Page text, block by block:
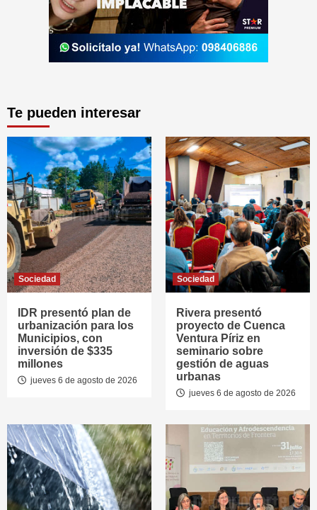
Te pueden interesar
Sociedad
IDR presentó plan de
urbanización para los
Municipios, con
inversión de $335
millones
jueves 6 de agosto de 2026
Sociedad
Rivera presentó
proyecto de Cuenca
Ventura Píriz en
seminario sobre
gestión de aguas
urbanas
jueves 6 de agosto de 2026